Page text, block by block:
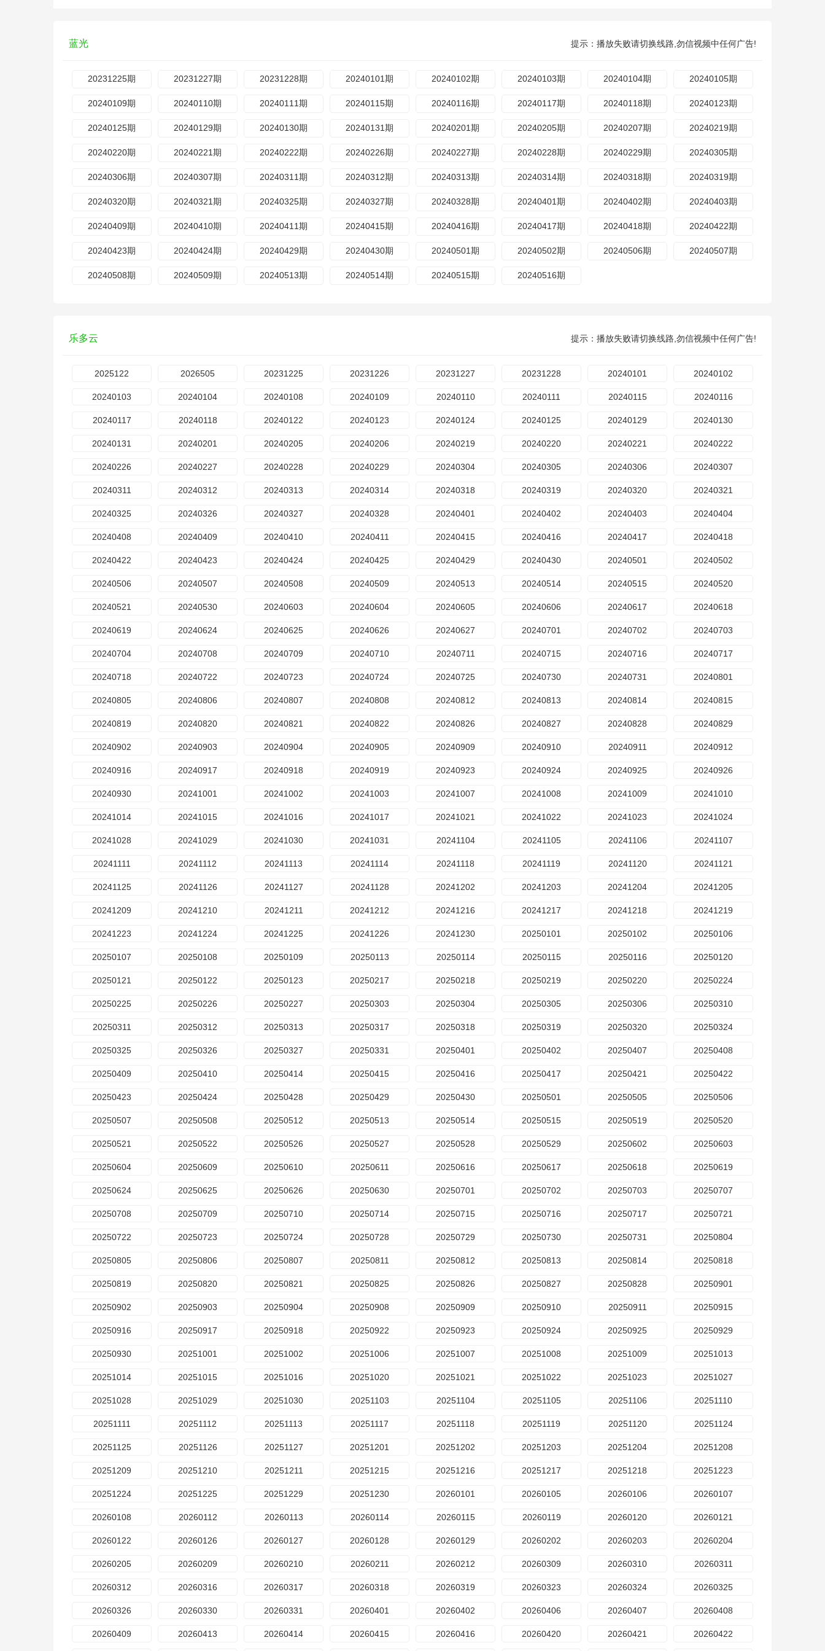
蓝光 提示：播放失败请切换线路,勿信视频中任何广告!
20231225期 20231227期 20231228期 20240101期 20240102期 20240103期 20240104期 20240105期
20240109期 20240110期 20240111期 20240115期 20240116期 20240117期 20240118期 20240123期
20240125期 20240129期 20240130期 20240131期 20240201期 20240205期 20240207期 20240219期
20240220期 20240221期 20240222期 20240226期 20240227期 20240228期 20240229期 20240305期
20240306期 20240307期 20240311期 20240312期 20240313期 20240314期 20240318期 20240319期
20240320期 20240321期 20240325期 20240327期 20240328期 20240401期 20240402期 20240403期
20240409期 20240410期 20240411期 20240415期 20240416期 20240417期 20240418期 20240422期
20240423期 20240424期 20240429期 20240430期 20240501期 20240502期 20240506期 20240507期
20240508期 20240509期 20240513期 20240514期 20240515期 20240516期
乐多云 提示：播放失败请切换线路,勿信视频中任何广告!
2025122 2026505 20231225 20231226 20231227 20231228 20240101 20240102
20240103 20240104 20240108 20240109 20240110 20240111 20240115 20240116
20240117 20240118 20240122 20240123 20240124 20240125 20240129 20240130
20240131 20240201 20240205 20240206 20240219 20240220 20240221 20240222
20240226 20240227 20240228 20240229 20240304 20240305 20240306 20240307
20240311 20240312 20240313 20240314 20240318 20240319 20240320 20240321
20240325 20240326 20240327 20240328 20240401 20240402 20240403 20240404
20240408 20240409 20240410 20240411 20240415 20240416 20240417 20240418
20240422 20240423 20240424 20240425 20240429 20240430 20240501 20240502
20240506 20240507 20240508 20240509 20240513 20240514 20240515 20240520
20240521 20240530 20240603 20240604 20240605 20240606 20240617 20240618
20240619 20240624 20240625 20240626 20240627 20240701 20240702 20240703
20240704 20240708 20240709 20240710 20240711 20240715 20240716 20240717
20240718 20240722 20240723 20240724 20240725 20240730 20240731 20240801
20240805 20240806 20240807 20240808 20240812 20240813 20240814 20240815
20240819 20240820 20240821 20240822 20240826 20240827 20240828 20240829
20240902 20240903 20240904 20240905 20240909 20240910 20240911 20240912
20240916 20240917 20240918 20240919 20240923 20240924 20240925 20240926
20240930 20241001 20241002 20241003 20241007 20241008 20241009 20241010
20241014 20241015 20241016 20241017 20241021 20241022 20241023 20241024
20241028 20241029 20241030 20241031 20241104 20241105 20241106 20241107
20241111 20241112 20241113 20241114 20241118 20241119 20241120 20241121
20241125 20241126 20241127 20241128 20241202 20241203 20241204 20241205
20241209 20241210 20241211 20241212 20241216 20241217 20241218 20241219
20241223 20241224 20241225 20241226 20241230 20250101 20250102 20250106
20250107 20250108 20250109 20250113 20250114 20250115 20250116 20250120
20250121 20250122 20250123 20250217 20250218 20250219 20250220 20250224
20250225 20250226 20250227 20250303 20250304 20250305 20250306 20250310
20250311 20250312 20250313 20250317 20250318 20250319 20250320 20250324
20250325 20250326 20250327 20250331 20250401 20250402 20250407 20250408
20250409 20250410 20250414 20250415 20250416 20250417 20250421 20250422
20250423 20250424 20250428 20250429 20250430 20250501 20250505 20250506
20250507 20250508 20250512 20250513 20250514 20250515 20250519 20250520
20250521 20250522 20250526 20250527 20250528 20250529 20250602 20250603
20250604 20250609 20250610 20250611 20250616 20250617 20250618 20250619
20250624 20250625 20250626 20250630 20250701 20250702 20250703 20250707
20250708 20250709 20250710 20250714 20250715 20250716 20250717 20250721
20250722 20250723 20250724 20250728 20250729 20250730 20250731 20250804
20250805 20250806 20250807 20250811 20250812 20250813 20250814 20250818
20250819 20250820 20250821 20250825 20250826 20250827 20250828 20250901
20250902 20250903 20250904 20250908 20250909 20250910 20250911 20250915
20250916 20250917 20250918 20250922 20250923 20250924 20250925 20250929
20250930 20251001 20251002 20251006 20251007 20251008 20251009 20251013
20251014 20251015 20251016 20251020 20251021 20251022 20251023 20251027
20251028 20251029 20251030 20251103 20251104 20251105 20251106 20251110
20251111 20251112 20251113 20251117 20251118 20251119 20251120 20251124
20251125 20251126 20251127 20251201 20251202 20251203 20251204 20251208
20251209 20251210 20251211 20251215 20251216 20251217 20251218 20251223
20251224 20251225 20251229 20251230 20260101 20260105 20260106 20260107
20260108 20260112 20260113 20260114 20260115 20260119 20260120 20260121
20260122 20260126 20260127 20260128 20260129 20260202 20260203 20260204
20260205 20260209 20260210 20260211 20260212 20260309 20260310 20260311
20260312 20260316 20260317 20260318 20260319 20260323 20260324 20260325
20260326 20260330 20260331 20260401 20260402 20260406 20260407 20260408
20260409 20260413 20260414 20260415 20260416 20260420 20260421 20260422